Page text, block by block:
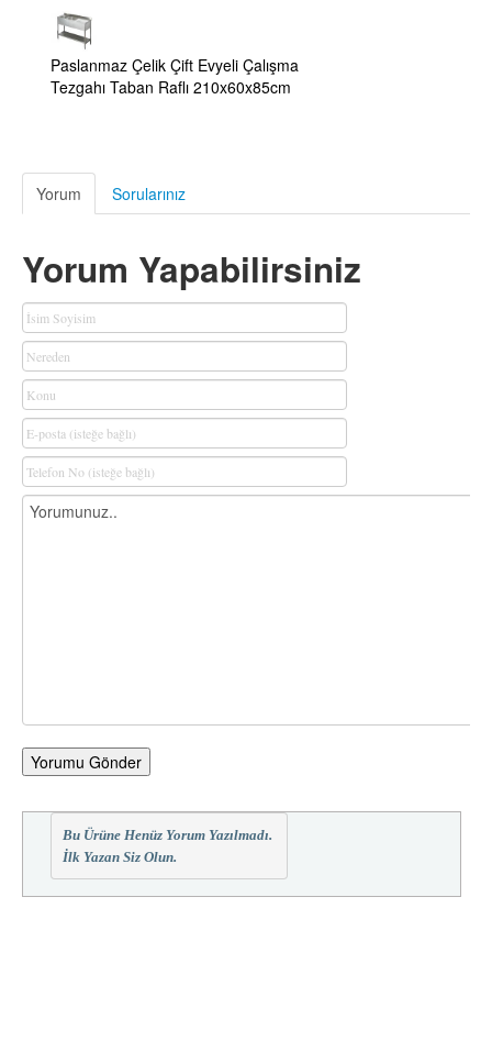
Paslanmaz Çelik Çift Evyeli Çalışma
Tezgahı Taban Raflı 210x60x85cm
Yorum Sorularınız
Yorum Yapabilirsiniz
Yorumu Gönder
Bu Ürüne Henüz Yorum Yazılmadı.
İlk Yazan Siz Olun.